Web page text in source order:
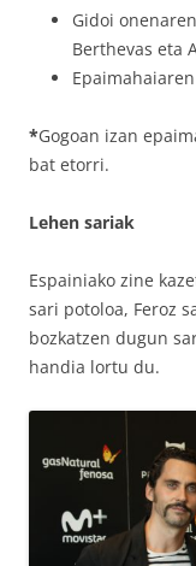
Gidoi
Berthevas eta
*Gogoan izan
bat etorri.
Lehen sariak
Espainiako zine
sari potoloa, Feroz
bozkatzen dugun
handia lortu du.